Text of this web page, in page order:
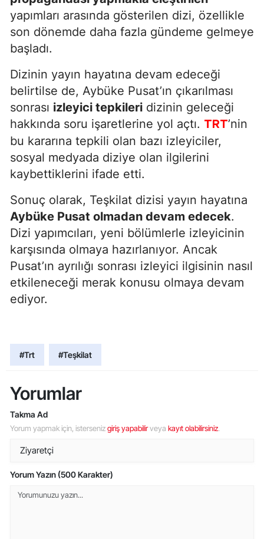
yapımları arasında gösterilen dizi, özellikle
son dönemde daha fazla gündeme gelmeye
başladı.
Dizinin yayın hayatına devam edeceği
belirtilse de, Aybüke Pusat’ın çıkarılması
sonrası izleyici tepkileri dizinin geleceği
hakkında soru işaretlerine yol açtı. TRT’nin
bu kararına tepkili olan bazı izleyiciler,
sosyal medyada diziye olan ilgilerini
kaybettiklerini ifade etti.
Sonuç olarak, Teşkilat dizisi yayın hayatına
Aybüke Pusat olmadan devam edecek.
Dizi yapımcıları, yeni bölümlerle izleyicinin
karşısında olmaya hazırlanıyor. Ancak
Pusat’ın ayrılığı sonrası izleyici ilgisinin nasıl
etkileneceği merak konusu olmaya devam
ediyor.
#Trt #Teşkilat
Yorumlar
Takma Ad
Yorum yapmak için, istersenizgiriş yapabilirveya kayıt olabilirsiniz.
Yorum Yazın (500 Karakter)